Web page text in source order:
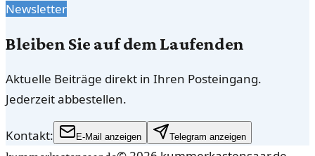
Newsletter
Bleiben Sie auf dem Laufenden
Aktuelle Beiträge direkt in Ihren Posteingang.
Jederzeit abbestellen.
Kontakt: E-Mail anzeigen Telegram anzeigen